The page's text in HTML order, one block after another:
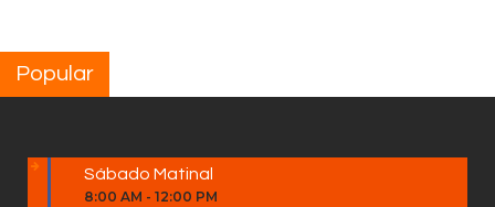
Popular
Sábado Matinal
8:00 AM - 12:00 PM